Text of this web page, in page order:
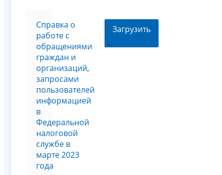
Справка о
работе с
обращениями
граждан и
организаций,
запросами
пользователей
информацией
в
Федеральной
налоговой
службе в
марте 2023
года
Загрузить